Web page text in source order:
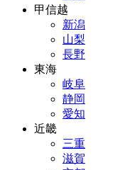
甲信越
新潟
山梨
長野
東海
岐阜
静岡
愛知
近畿
三重
滋賀